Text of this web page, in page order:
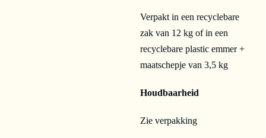
Verpakt in een recyclebare
zak van 12 kg of in een
recyclebare plastic emmer +
maatschepje van 3,5 kg
Houdbaarheid
Zie verpakking